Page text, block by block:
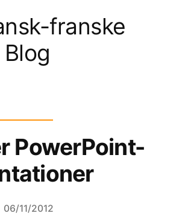
franske
PowerPoint-
06/11/2012